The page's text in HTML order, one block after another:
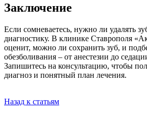
Заключение
Если сомневаетесь, нужно ли удалять
диагностику. В клинике Ставрополя
оценит, можно ли сохранить зуб, и
обезболивания – от анестезии до
Запишитесь на консультацию, чтобы
диагноз и понятный план лечения.
Назад к статьям